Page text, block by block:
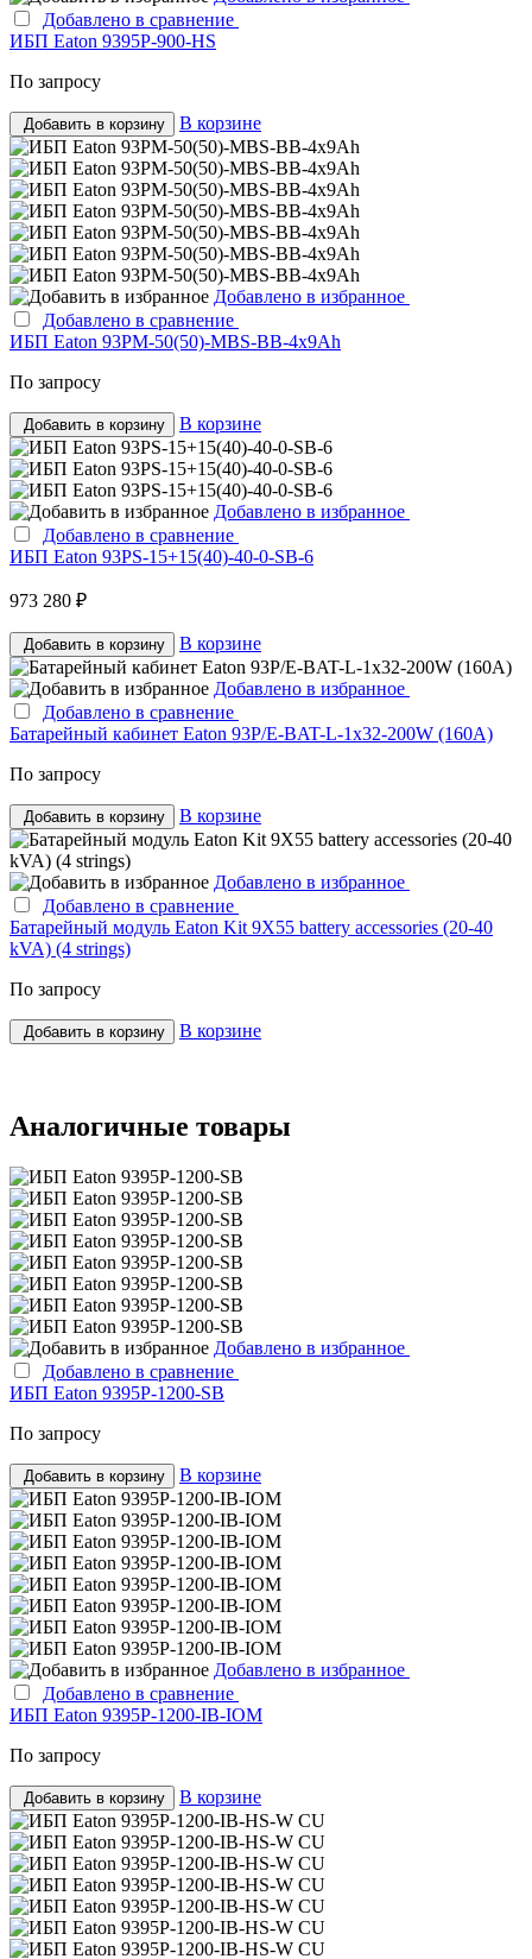
Добавлено в сравнение
ИБП Eaton 9395P-900-HS
По запросу
Добавить в корзину В корзине
Добавлено в избранное
Добавлено в сравнение
ИБП Eaton 93PM-50(50)-MBS-BB-4x9Ah
По запросу
Добавить в корзину В корзине
Добавлено в избранное
Добавлено в сравнение
ИБП Eaton 93PS-15+15(40)-40-0-SB-6
973 280 ₽
Добавить в корзину В корзине
Добавлено в избранное
Добавлено в сравнение
Батарейный кабинет Eaton 93P/E-BAT-L-1x32-200W (160A)
По запросу
Добавить в корзину В корзине
Добавлено в избранное
Добавлено в сравнение
Батарейный модуль Eaton Kit 9X55 battery accessories (20-40
kVA) (4 strings)
По запросу
Добавить в корзину В корзине
Аналогичные товары
Добавлено в избранное
Добавлено в сравнение
ИБП Eaton 9395P-1200-SB
По запросу
Добавить в корзину В корзине
Добавлено в избранное
Добавлено в сравнение
ИБП Eaton 9395P-1200-IB-IOM
По запросу
Добавить в корзину В корзине